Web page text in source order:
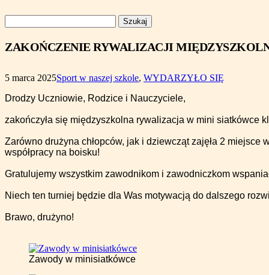
ZAKOŃCZENIE RYWALIZACJI
5 marca 2025Sport w naszej szkole, WYDARZYŁO SIĘ
Drodzy Uczniowie, Rodzice i Nauczyciele,
zakończyła się międzyszkolna rywalizacja w mini siatkówce
Zarówno drużyna chłopców, jak i dziewcząt zajęła 2
współpracy na boisku!
Gratulujemy wszystkim zawodnikom i zawodniczkom
Niech ten turniej będzie dla Was motywacją do dalszego
Brawo, drużyno!
Zawody w minisiatkówce